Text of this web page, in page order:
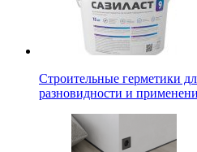
Строительные герметики
разновидности и